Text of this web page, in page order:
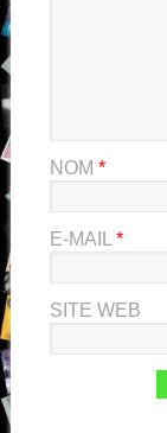
NOM *
E-MAIL *
SITE WEB